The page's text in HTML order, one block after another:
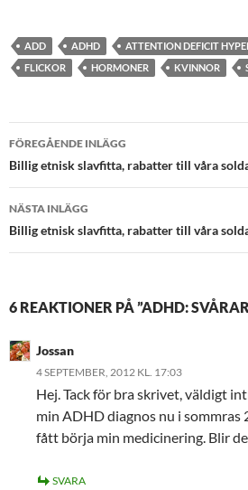
ADD ADHD
ATTENTION DEFICIT
FLICKOR
HORMONER KVINNOR
Inläggsnavigering
FÖREGÅENDE INLÄGG
Billig etnisk slavfitta, rabatter till våra
NÄSTA INLÄGG
Billig etnisk slavfitta, rabatter till våra
6 REAKTIONER PÅ ”ADHD:
Jossan
4 SEPTEMBER, 2012 KL. 17:03
Hej. Tack för bra skrivet, väldigt
min ADHD diagnos nu i sommras
fått börja min medicinering. Blir
SVARA